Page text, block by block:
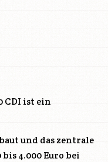
CDI ist ein
und das zentrale
4.000 Euro bei